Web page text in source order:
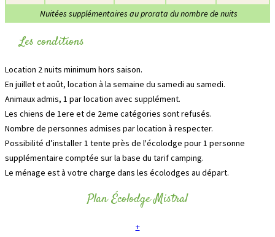
Nuitées supplémentaires au prorata du nombre de nuits
Les conditions
Location 2 nuits minimum hors saison.
En juillet et août, location à la semaine du samedi au samedi.
Animaux admis, 1 par location avec supplément.
Les chiens de 1ere et de 2eme catégories sont refusés.
Nombre de personnes admises par location à respecter.
Possibilité d’installer 1 tente près de l'écolodge pour 1 personne
supplémentaire comptée sur la base du tarif camping.
Le ménage est à votre charge dans les écolodges au départ.
Plan Écolodge Mistral
+